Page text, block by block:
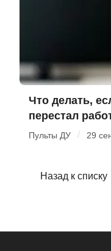
Что делать,
перестал
Пульты ДУ / 29
Назад к списку